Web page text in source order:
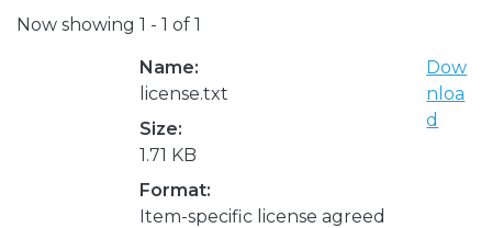
Now showing 1 - 1 of 1
Name:
license.txt
Size:
1.71 KB
Format:
Item-specific license agreed
Dow
nloa
d